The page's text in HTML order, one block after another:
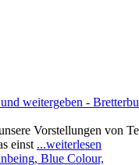
weitergeben -
Vorstellungen von
einst ...weiterlesen